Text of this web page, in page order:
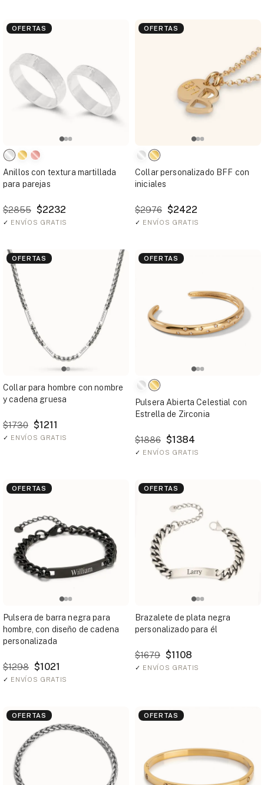
OFERTAS
Anillos con textura martillada
para parejas
$2855 $2232
✓ ENVÍOS GRATIS
OFERTAS
Collar personalizado BFF con
iniciales
$2976 $2422
✓ ENVÍOS GRATIS
OFERTAS
Collar para hombre con nombre
y cadena gruesa
$1730 $1211
✓ ENVÍOS GRATIS
OFERTAS
Pulsera Abierta Celestial con
Estrella de Zirconia
$1886 $1384
✓ ENVÍOS GRATIS
OFERTAS
Pulsera de barra negra para
hombre, con diseño de cadena
personalizada
$1298 $1021
✓ ENVÍOS GRATIS
OFERTAS
Brazalete de plata negra
personalizado para él
$1679 $1108
✓ ENVÍOS GRATIS
OFERTAS OFERTAS